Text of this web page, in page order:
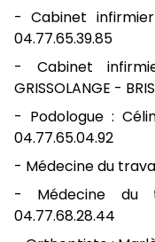
- Cabinet infirmier
04.77.65.39.85
- Cabinet
GRISSOLANGE -
- Podologue :
04.77.65.04.92
- Médecine du
- Médecine du
04.77.68.28.44